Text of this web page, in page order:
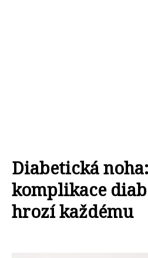
Diabetická
komplikace
hrozí každému